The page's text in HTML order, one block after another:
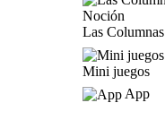
Las Columnas
Mini juegos
App